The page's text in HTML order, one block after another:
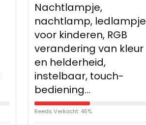
Nachtlampje,
nachtlamp, ledlampje
voor kinderen, RGB
verandering van kleur
en helderheid,
instelbaar, touch-
bediening…
Reeds Verkocht: 45%